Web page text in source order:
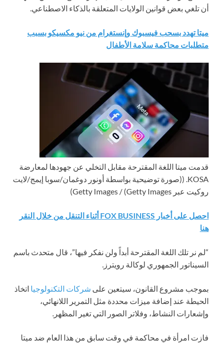
أن تلغي بعض قوانين الولايات المتعلقة بالذكاء الاصطناعي.
ميتا تهدد بسحب فيسبوك وإنستغرام من نيو مكسيكو بسبب
متطلبات محاكمة سلامة الأطفال
قدمت ميتا اللغة المقترحة مقابل التخلي عن جهودها لمعارضة
KOSA. ((صورة توضيحية بواسطة أونور دوغمان/سوبا إيمج/لايت
روكيت عبر Getty Images) / Getty Images)
احصل على أخبار FOX BUSINESS أثناء التنقل من خلال النقر
هنا
“لم نر تلك اللغة المقترحة أبداً ولن نفكر فيها”، قال متحدث باسم
السيناتور الجمهوري لوكالة رويترز.
بموجب مشروع القانون، سيتعين على شركات التكنولوجيا اتخاذ
الحيطة عند إضافة ميزات محددة مثل التمرير اللانهائي،
وإشعارات النشاط، وفلاتر الصور التي تغير المظهر.
فازت امرأة في محاكمة في وقت سابق من هذا العام ضد ميتا